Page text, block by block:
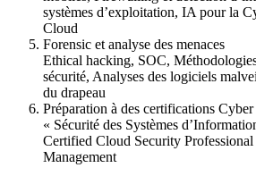
systèmes d’exploitation, IA pour la
Cloud
Forensic et analyse des menaces
Ethical hacking, SOC,
sécurité, Analyses des logiciels
du drapeau
Préparation à des certifications
« Sécurité des Systèmes
Certified Cloud Security
Management